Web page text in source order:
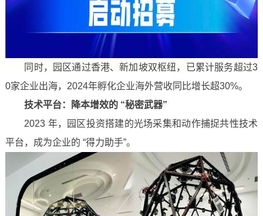
同时，园区通过香港、新加坡双枢纽，已累计服务超过3
0家企业出海，2024年孵化企业海外营收同比增长超30%。
技术平台：降本增效的 “秘密武器”
2023 年，园区投资搭建的光场采集和动作捕捉共性技术
平台，成为企业的 “得力助手”。